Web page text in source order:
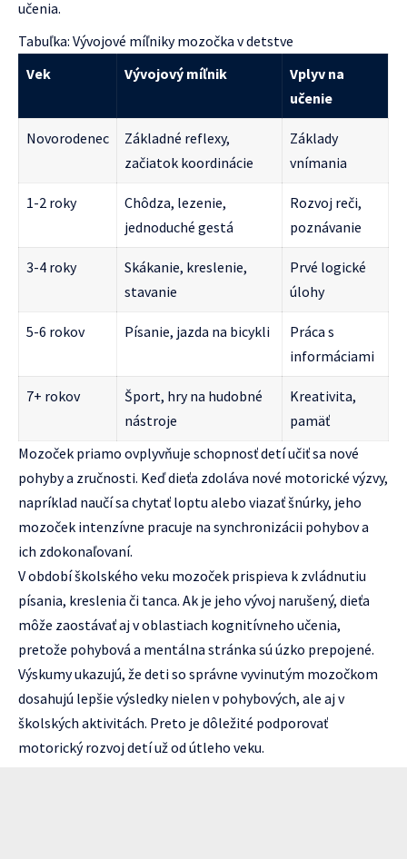
učenia.
Tabuľka: Vývojové míľniky mozočka v detstve
Vek
Vývojový míľnik
Vplyv na
učenie
Novorodenec
Základné reflexy,
začiatok koordinácie
Základy
vnímania
1-2 roky
Chôdza, lezenie,
jednoduché gestá
Rozvoj reči,
poznávanie
3-4 roky
Skákanie, kreslenie,
stavanie
Prvé logické
úlohy
5-6 rokov Písanie, jazda na bicykli
Práca s
informáciami
7+ rokov
Šport, hry na hudobné
nástroje
Kreativita,
pamäť
Mozoček priamo ovplyvňuje schopnosť detí učiť sa nové
pohyby a zručnosti. Keď dieťa zdoláva nové motorické výzvy,
napríklad naučí sa chytať loptu alebo viazať šnúrky, jeho
mozoček intenzívne pracuje na synchronizácii pohybov a
ich zdokonaľovaní.
V období školského veku mozoček prispieva k zvládnutiu
písania, kreslenia či tanca. Ak je jeho vývoj narušený, dieťa
môže zaostávať aj v oblastiach kognitívneho učenia,
pretože pohybová a mentálna stránka sú úzko prepojené.
Výskumy ukazujú, že deti so správne vyvinutým mozočkom
dosahujú lepšie výsledky nielen v pohybových, ale aj v
školských aktivitách. Preto je dôležité podporovať
motorický rozvoj detí už od útleho veku.